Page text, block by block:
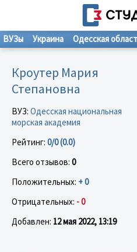
ВУЗы Украина Одесская
Кроутер Мария
Степановна
ВУЗ: Одесская национальная
морская академия
Рейтинг: 0/0 (0.0)
Всего отзывов: 0
Положительных: + 0
Отрицательных: - 0
Добавлен: 12 мая 2022, 13:19